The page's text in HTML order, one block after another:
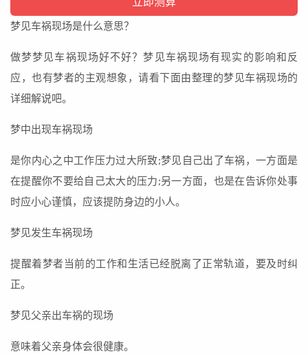
梦见车祸现场是什么意思？
做梦梦见车祸现场好不好？梦见车祸现场有现实的影响和反
应，也有梦者的主观想象，请看下面由整理的梦见车祸现场的
详细解说吧。
梦中出现车祸现场
是你内心之中工作压力过大所致;梦见自己出了车祸，一方面是
在提醒你不要给自己太大的压力;另一方面，也是在告诉你处事
时应小心谨慎，应该提防身边的小人。
梦见发生车祸现场
提醒着梦者当前的工作和生活已经脱离了正常轨道，要及时纠
正。
梦见父亲出车祸的现场
意味着父亲身体会很健康。